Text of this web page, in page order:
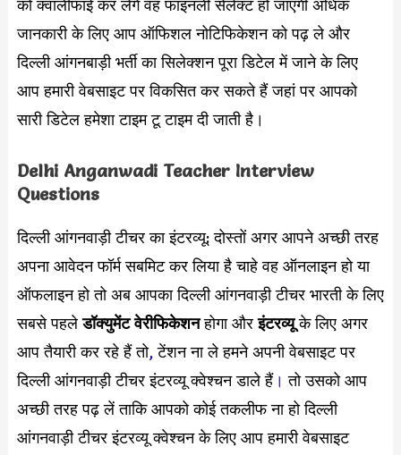
को क्वालीफाई कर लेंगे वह फाइनली सेलेक्ट हो जाएगी अधिक
जानकारी के लिए आप ऑफिशल नोटिफिकेशन को पढ़ ले और
दिल्ली आंगनबाड़ी भर्ती का सिलेक्शन पूरा डिटेल में जाने के लिए
आप हमारी वेबसाइट पर विकसित कर सकते हैं जहां पर आपको
सारी डिटेल हमेशा टाइम टू टाइम दी जाती है।
Delhi Anganwadi Teacher Interview
Questions
दिल्ली आंगनवाड़ी टीचर का इंटरव्यू: दोस्तों अगर आपने अच्छी तरह
अपना आवेदन फॉर्म सबमिट कर लिया है चाहे वह ऑनलाइन हो या
ऑफलाइन हो तो अब आपका दिल्ली आंगनवाड़ी टीचर भारती के लिए
सबसे पहलेडॉक्युमेंट वेरीफिकेशनहोगा औरइंटरव्यूके लिए अगर
आप तैयारी कर रहे हैं तो,टेंशन ना ले हमने अपनी वेबसाइट पर
दिल्ली आंगनवाड़ी टीचर इंटरव्यू क्वेश्चन डाले हैं। तो उसको आप
अच्छी तरह पढ़ लें ताकि आपको कोई तकलीफ ना हो दिल्ली
आंगनवाड़ी टीचर इंटरव्यू क्वेश्चन के लिए आप हमारी वेबसाइट